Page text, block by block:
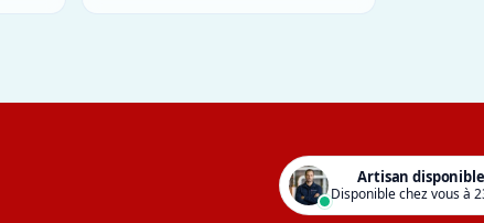
Artisan disponible
Disponible chez vous à